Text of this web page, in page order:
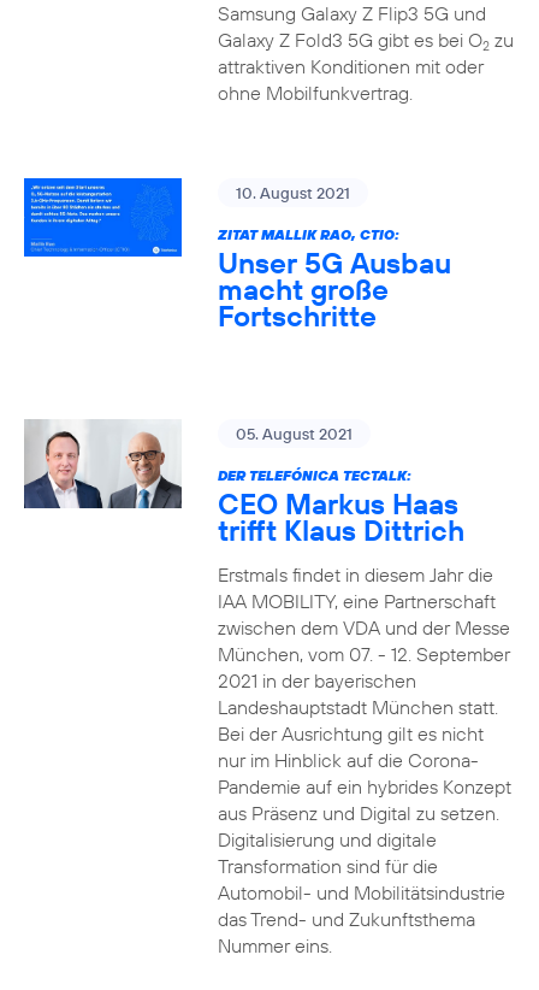
Samsung Galaxy Z Flip3 5G und
Galaxy Z Fold3 5G gibt es bei O2zu
attraktiven Konditionen mit oder
ohne Mobilfunkvertrag.
10. August 2021
ZITAT MALLIK RAO, CTIO:
Unser 5G Ausbau
macht große
Fortschritte
05. August 2021
DER TELEFÓNICA TECTALK:
CEO Markus Haas
trifft Klaus Dittrich
Erstmals findet in diesem Jahr die
IAA MOBILITY, eine Partnerschaft
zwischen dem VDA und der Messe
München, vom 07. - 12. September
2021 in der bayerischen
Landeshauptstadt München statt.
Bei der Ausrichtung gilt es nicht
nur im Hinblick auf die Corona-
Pandemie auf ein hybrides Konzept
aus Präsenz und Digital zu setzen.
Digitalisierung und digitale
Transformation sind für die
Automobil- und Mobilitätsindustrie
das Trend- und Zukunftsthema
Nummer eins.